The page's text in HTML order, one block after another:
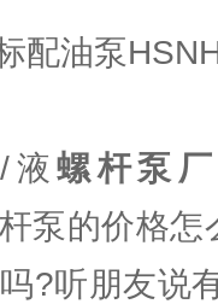
配油泵
液螺杆泵
泵的价格
?听朋友说